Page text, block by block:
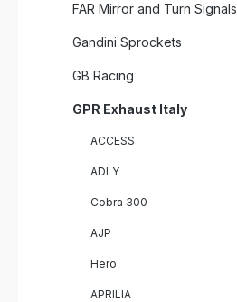
FAR Mirror and Turn Signals
Gandini Sprockets
GB Racing
GPR Exhaust Italy
ACCESS
ADLY
Cobra 300
AJP
Hero
APRILIA